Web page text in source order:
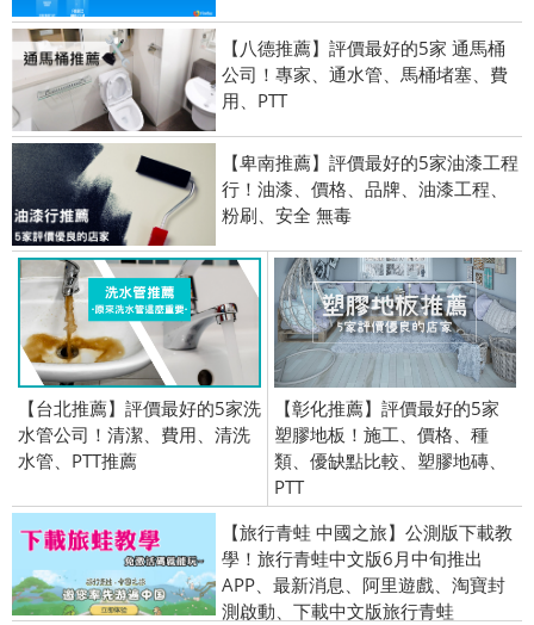
【八德推薦】評價最好的5家 通馬桶
公司！專家、通水管、馬桶堵塞、費
用、PTT
【卑南推薦】評價最好的5家油漆工程
行！油漆、價格、品牌、油漆工程、
粉刷、安全 無毒
【台北推薦】評價最好的5家洗
水管公司！清潔、費用、清洗
水管、PTT推薦
【彰化推薦】評價最好的5家
塑膠地板！施工、價格、種
類、優缺點比較、塑膠地磚、
PTT
【旅行青蛙 中國之旅】公測版下載教
學！旅行青蛙中文版6月中旬推出
APP、最新消息、阿里遊戲、淘寶封
測啟動、下載中文版旅行青蛙